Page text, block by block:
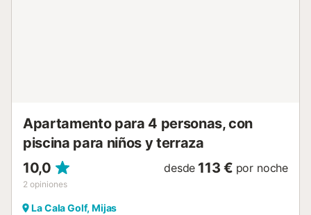
Apartamento para 4 personas, con
piscina para niños y terraza
10,0
2 opiniones
desde 113 € por noche
La Cala Golf, Mijas